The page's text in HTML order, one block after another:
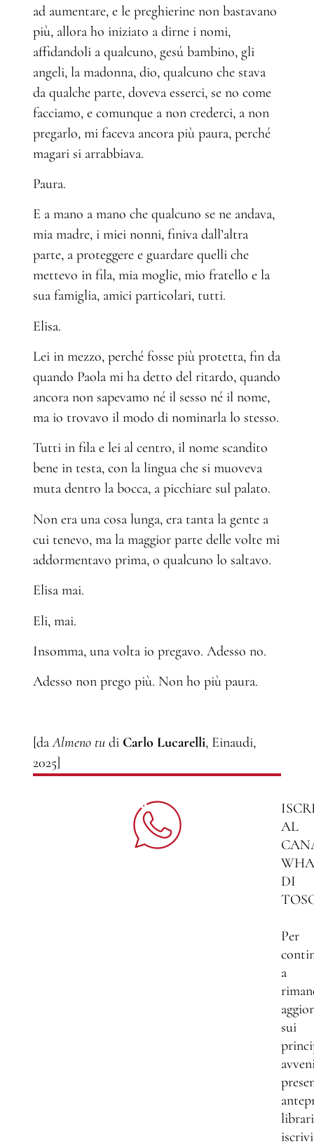
ad aumentare, e le preghierine non bastavano
più, allora ho iniziato a dirne i nomi,
affidandoli a qualcuno, gesú bambino, gli
angeli, la madonna, dio, qualcuno che stava
da qualche parte, doveva esserci, se no come
facciamo, e comunque a non crederci, a non
pregarlo, mi faceva ancora più paura, perché
magari si arrabbiava.
Paura.
E a mano a mano che qualcuno se ne andava,
mia madre, i miei nonni, finiva dall’altra
parte, a proteggere e guardare quelli che
mettevo in fila, mia moglie, mio fratello e la
sua famiglia, amici particolari, tutti.
Elisa.
Lei in mezzo, perché fosse più protetta, fin da
quando Paola mi ha detto del ritardo, quando
ancora non sapevamo né il sesso né il nome,
ma io trovavo il modo di nominarla lo stesso.
Tutti in fila e lei al centro, il nome scandito
bene in testa, con la lingua che si muoveva
muta dentro la bocca, a picchiare sul palato.
Non era una cosa lunga, era tanta la gente a
cui tenevo, ma la maggior parte delle volte mi
addormentavo prima, o qualcuno lo saltavo.
Elisa mai.
Eli, mai.
Insomma, una volta io pregavo. Adesso no.
Adesso non prego più. Non ho più paura.
[daAlmeno tu di Carlo Lucarelli, Einaudi,
2025]
AL
DI
Per
a
sui